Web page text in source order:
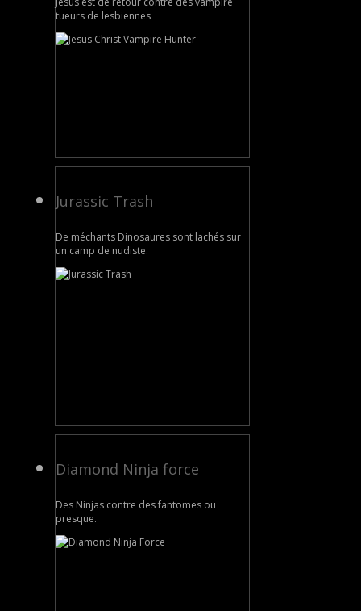
tueurs de lesbiennes
Jurassic Trash
De méchants Dinosaures sont lachés sur
un camp de nudiste.
Diamond Ninja force
Des Ninjas contre des fantomes ou
presque.